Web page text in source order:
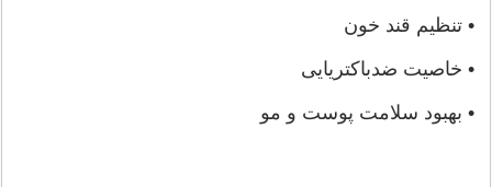
• تنظیم قند خون
• خاصیت ضدباکتریایی
• بهبود سلامت پوست و مو